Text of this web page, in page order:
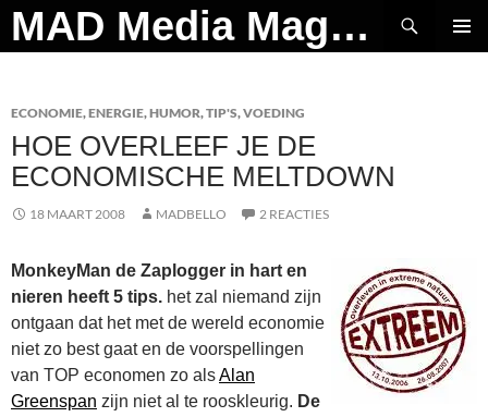
Ga
naar
MAD Media Magazine
Zoeken
ECONOMIE,ENERGIE,HUMOR,TIP'S,VOEDING
HOE OVERLEEF JE DE
ECONOMISCHE MELTDOWN
18 MAART 2008 MADBELLO 2 REACTIES
MonkeyMan de Zaplogger in hart en
nieren heeft 5 tips. het zal niemand zijn
ontgaan dat het met de wereld economie
niet zo best gaat en de voorspellingen
van TOP economen zo alsAlan
Greenspan zijn niet al te rooskleurig. De